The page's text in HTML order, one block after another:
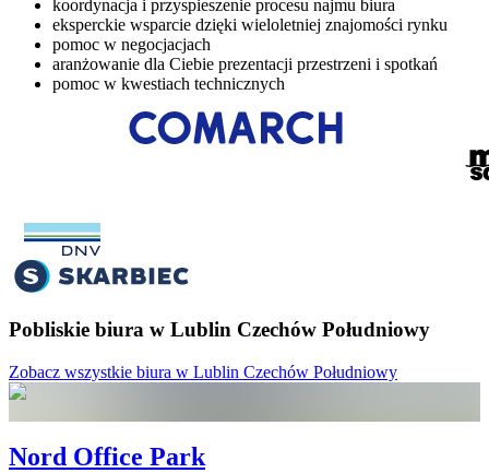
koordynacja i przyspieszenie procesu najmu biura
eksperckie wsparcie dzięki wieloletniej znajomości rynku
pomoc w negocjacjach
aranżowanie dla Ciebie prezentacji przestrzeni i spotkań
pomoc w kwestiach technicznych
Pobliskie biura w Lublin Czechów Południowy
Zobacz wszystkie biura w Lublin Czechów Południowy
Nord Office Park